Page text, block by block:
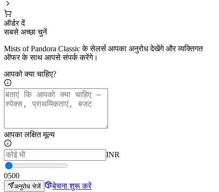
ऑर्डर दें
सबसे अच्छा चुनें
Mists of Pandora Classic के सेलर्स आपका अनुरोध देखेंगे और व्यक्तिगत
ऑफर के साथ आपसे संपर्क करेंगे।
आपको क्या चाहिए?
आपका लक्षित मूल्य
INR
0500
अनुरोध भेजें
बेचना शुरू करें